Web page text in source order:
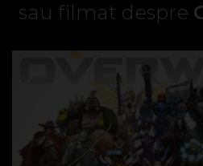
sau filmat despre